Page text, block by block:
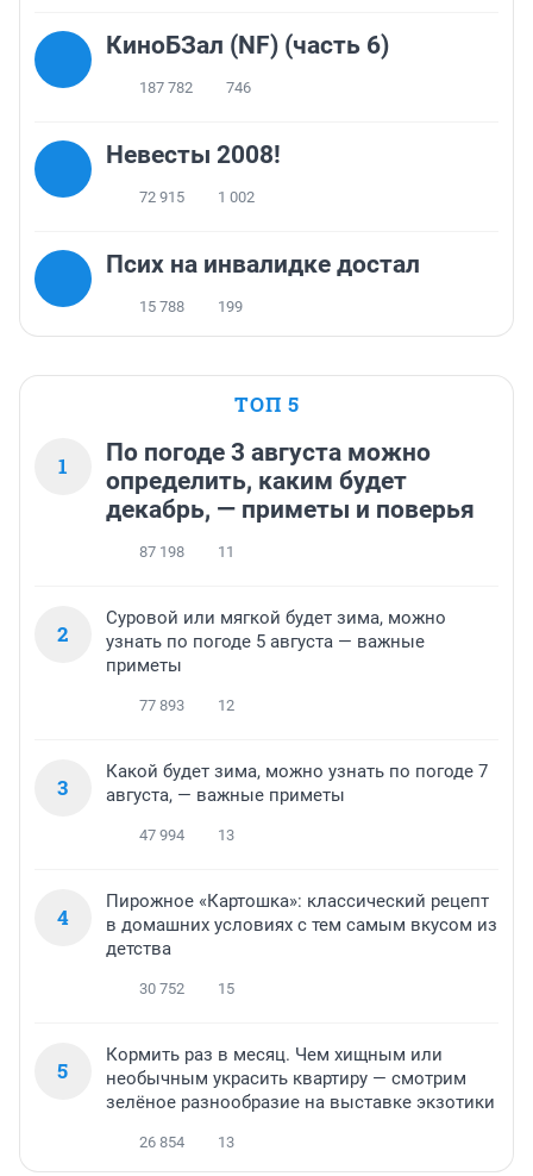
КиноБЗал (NF) (часть 6)
187 782 746
Невесты 2008!
72 915 1 002
Псих на инвалидке достал
15 788 199
ТОП 5
1
По погоде 3 августа можно
определить, каким будет
декабрь, — приметы и поверья
87 198 11
2
Суровой или мягкой будет зима, можно
узнать по погоде 5 августа — важные
приметы
77 893 12
3
Какой будет зима, можно узнать по погоде 7
августа, — важные приметы
47 994 13
4
Пирожное «Картошка»: классический рецепт
в домашних условиях с тем самым вкусом из
детства
30 752 15
5
Кормить раз в месяц. Чем хищным или
необычным украсить квартиру — смотрим
зелёное разнообразие на выставке экзотики
26 854 13